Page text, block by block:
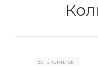
Есть комплект